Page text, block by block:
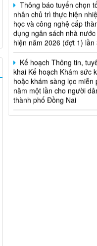
học và công nghệ cấp
dụng ngân sách nhà nước
hiện năm 2026 (đợt 1) lần
Kế hoạch Thông tin,
khai Kế hoạch Khám sức
hoặc khám sàng lọc miễn
năm một lần cho người
thành phố Đồng Nai
Hỗ trợ đăng tải thông tin
thay đổi địa chỉ trụ sở làm